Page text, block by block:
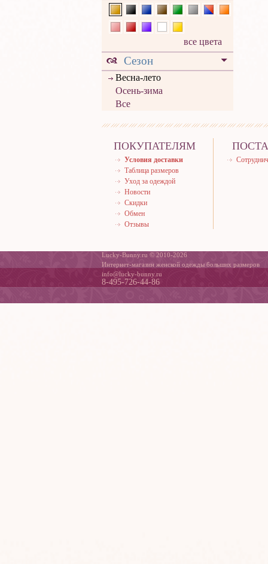
все цвета
Сезон
Весна-лето
Осень-зима
Все
ПОКУПАТЕЛЯМ
Условия доставки
Таблица размеров
Уход за одеждой
Новости
Скидки
Обмен
Отзывы
Lucky-Bunny.ru © 2010-2026
Интернет-магазин женской одежды больших размеров
info@lucky-bunny.ru
8-495-726-44-86